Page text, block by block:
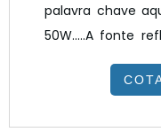
palavra chave
50W.....A fonte
dispositivo
harmoniza as